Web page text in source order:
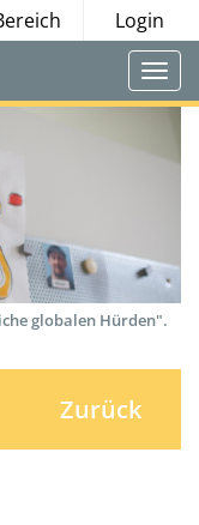
Login
globalen Hürden".
Zurück